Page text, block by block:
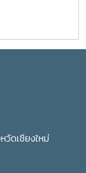
ดเชียงใหม่